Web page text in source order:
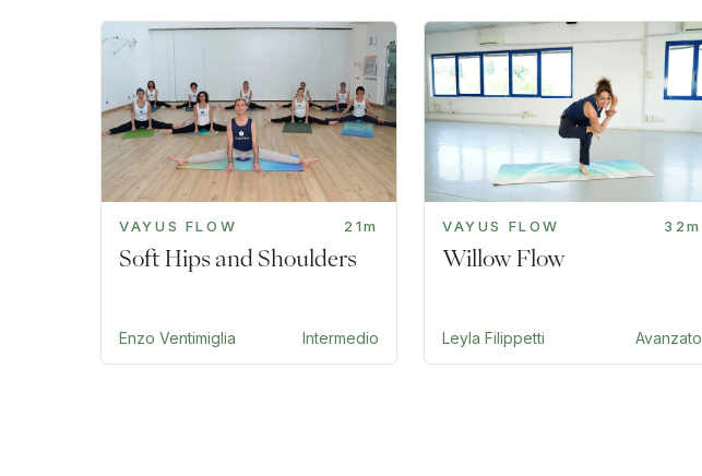
VAYUS FLOW 21m
Soft Hips and Shoulders
Enzo Ventimiglia Intermedio
VAYUS FLOW 32m
Willow Flow
Leyla Filippetti Avanzato